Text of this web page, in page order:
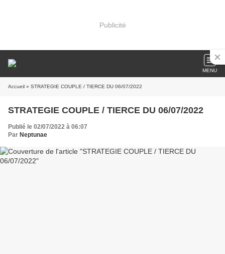
Publicité
MENU
Accueil » STRATEGIE COUPLE / TIERCE DU 06/07/2022
STRATEGIE COUPLE / TIERCE DU 06/07/2022
Publié le 02/07/2022 à 06:07
Par Neptunae